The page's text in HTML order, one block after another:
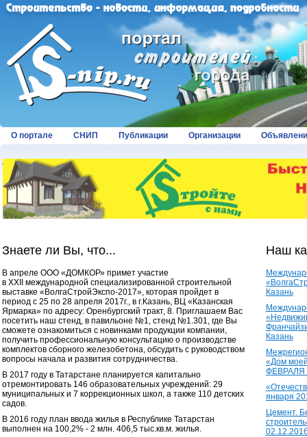
О портале СНИП Публикации Организации
Страницы:
Знаете ли Вы, что...
В апреле ООО «ДОМКОР» примет участие
в XXII международной специализированной строительной
выставке «ВолгаСтройЭкспо-2017», которая пройдет в
период с 25 по 28 апреля 2017г., в г.Казань, ВЦ «Казанская
Ярмарка» по адресу: Оренбургский тракт, 8. Приглашаем Вас
посетить наш стенд, в павильоне №1, стенд №1.301, где Вы
сможете ознакомиться с новинками продукции компании,
получить профессиональную консультацию о производстве
комплектов сборного железобетона, обсудить с руководством
вопросы начала и развития сотрудничества.
В 2017 году в Татарстане планируется капитально
отремонтировать 146 образовательных учреждений: 29
муниципальных и 7 коррекционных школ, а также 110 детских
садов.
В 2016 году план ввода жилья в Республике Татарстан
выполнен на 100,2% - 2 млн. 406,5 тыс.кв.м. жилья.
Наш
Казань
Казань
«Дом
ФЕВРАЛЯ
января
Цемент.